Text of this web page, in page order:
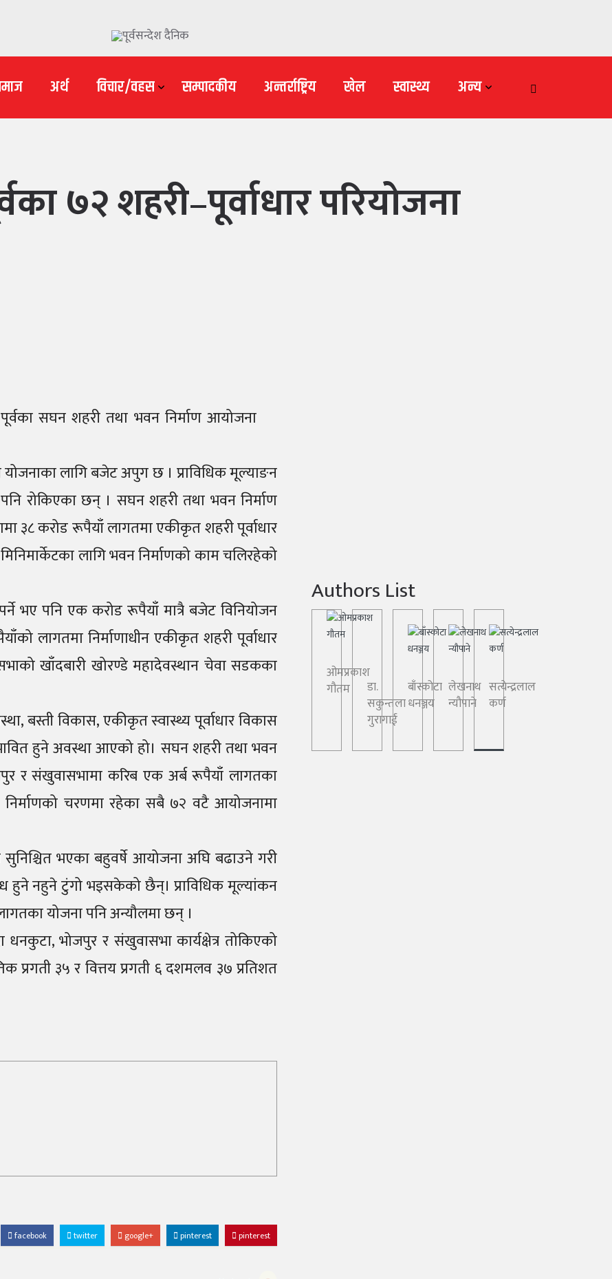
अर्थ विचार/वहस सम्पादकीय अन्तर्राष्ट्रिय खेल स्वास्थ्य अन्य
७२ शहरी–पूर्वाधार परियोजना
सघन शहरी तथा भवन निर्माण आयोजना
लागि बजेट अपुग छ । प्राविधिक मूल्याङन
रोकिएका छन् । सघन शहरी तथा भवन निर्माण
३८ करोड रूपैयाँ लागतमा एकीकृत शहरी पूर्वाधार
लागि भवन निर्माणको काम चलिरहेको
भए पनि एक करोड रूपैयाँ मात्रै बजेट विनियोजन
लागतमा निर्माणाधीन एकीकृत शहरी पूर्वाधार
खाँदबारी खोरण्डे महादेवस्थान चेवा सडकका
बस्ती विकास, एकीकृत स्वास्थ्य पूर्वाधार विकास
हुने अवस्था आएको हो। सघन शहरी तथा भवन
र संखुवासभामा करिब एक अर्ब रूपैयाँ लागतका
निर्माणको चरणमा रहेका सबै ७२ वटै आयोजनामा
भएका बहुवर्षे आयोजना अघि बढाउने गरी
हुने नहुने टुंगो भइसकेको छैन्। प्राविधिक मूल्यांकन
योजना पनि अन्यौलमा छन् ।
भोजपुर र संखुवासभा कार्यक्षेत्र तोकिएको
३५ र वित्तय प्रगती ६ दशमलव ३७ प्रतिशत
facebook twitter google+ pinterest pinterest
Authors List
ओमप्रकाश
गौतम
डा.
सकुन्तला
गुरागाई
बाँस्कोटा
धनञ्जय
लेखनाथ
न्यौपाने
सत्येन्द्रलाल
कर्ण